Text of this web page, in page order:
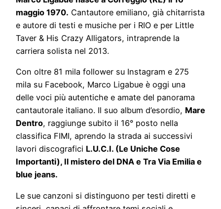
maggio 1970. Cantautore emiliano, già chitarrista
e autore di testi e musiche per i RIO e per Little
Taver & His Crazy Alligators, intraprende la
carriera solista nel 2013.
Con oltre 81 mila follower su Instagram e 275
mila su Facebook, Marco Ligabue è oggi una
delle voci più autentiche e amate del panorama
cantautorale italiano. Il suo album d’esordio, Mare
Dentro, raggiunge subito il 16° posto nella
classifica FIMI, aprendo la strada ai successivi
lavori discografici L.U.C.I. (Le Uniche Cose
Importanti), Il mistero del DNA e Tra Via Emilia e
blue jeans.
Le sue canzoni si distinguono per testi diretti e